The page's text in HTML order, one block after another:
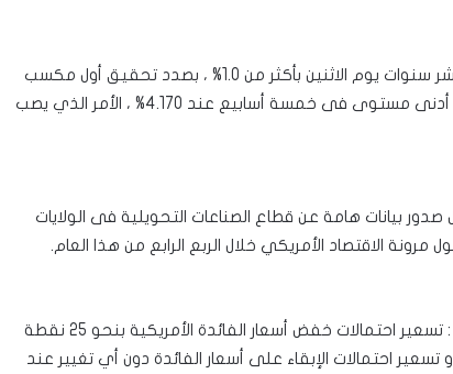
ارتفع العائد على سندات الخزانة الأمريكية لأجل عشر سنوات يوم الاثنين بأكثر من 1.0% ، بصدد تحقيق أول مكسب
خلال 4 جلسات الأخيرة ، ضمن عمليات التعافي من أدنى مستوى فى خمسة أسابيع عند 4.170% ، الأمر الذي يصب
بيانات هامة عن قطاع الصناعات التحويلية فى الولايات
الاقتصاد الأمريكي خلال الربع الرابع من هذا العام.
وفقًا لأداة “فيد ووتش” التابعة لمجموعة‎ ‎‎”‎‏CME‏‎”‎‏ : تسعير احتمالات خفض أسعار الفائدة الأمريكية بنحو 25 نقطة
فى اجتماع ديسمبر مستقر حاليًا عند 67% ،و تسعير احتمالات الإبقاء على أسعار الفائدة دون أي تغيير عند